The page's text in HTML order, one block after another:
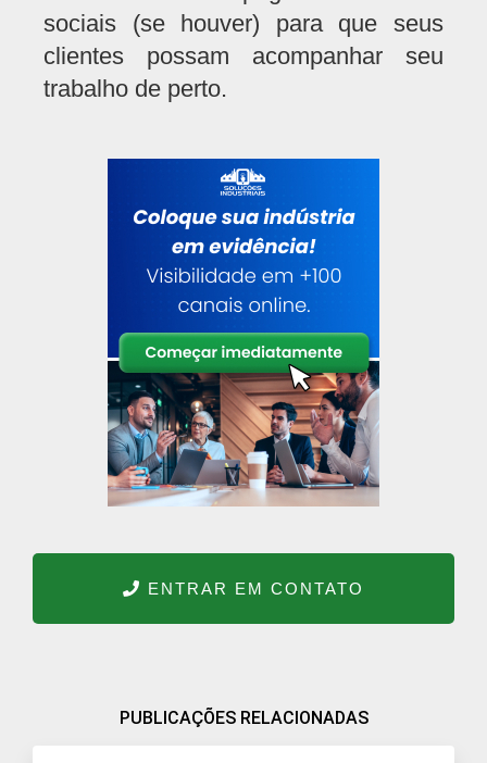
sociais (se houver) para que seus
clientes possam acompanhar seu
trabalho de perto.
ENTRAR EM CONTATO
PUBLICAÇÕES RELACIONADAS